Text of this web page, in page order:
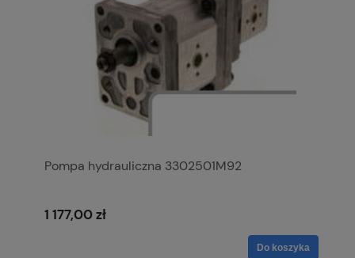
Pompa hydrauliczna 3302501M92
1 177,00 zł
Do koszyka